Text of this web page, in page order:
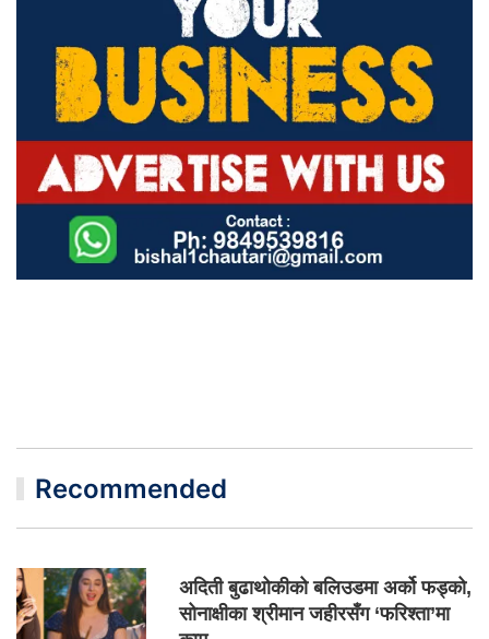
Recommended
अदिती बुढाथोकीको बलिउडमा अर्को फड्को,
सोनाक्षीका श्रीमान जहीरसँग ‘फरिश्ता’मा